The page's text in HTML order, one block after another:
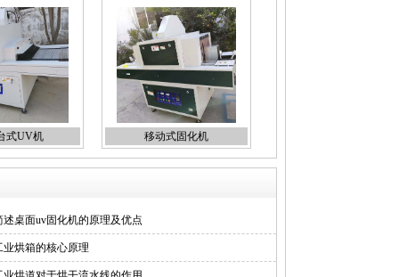
式UV机 移动式固化机
述桌面uv固化机的原理及优点
业烘箱的核心原理